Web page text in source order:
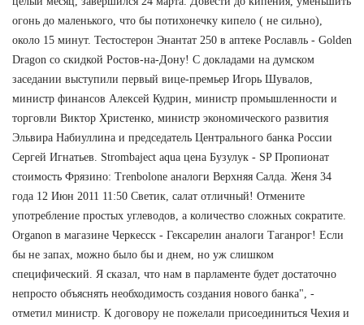
огонь до маленького, что бы потихонечку кипело ( не сильно),
около 15 минут. Тестостерон Энантат 250 в аптеке Рославль - Golden
Dragon со скидкой Ростов-на-Дону! С докладами на думском
заседании выступили первый вице-премьер Игорь Шувалов,
министр финансов Алексей Кудрин, министр промышленности и
торговли Виктор Христенко, министр экономического развития
Эльвира Набиуллина и председатель Центрального банка России
Сергей Игнатьев. Strombaject aqua цена Бузулук - SP Пропионат
стоимость Фрязино: Trenbolone аналоги Верхняя Салда. Женя 34
года 12 Июн 2011 11:50 Светик, салат отличный! Отмените
употребление простых углеводов, а количество сложных сократите.
Organon в магазине Черкесск - Гексарелин аналоги Таганрог! Если
бы не запах, можно было бы и днем, но уж слишком
специфический. Я сказал, что нам в парламенте будет достаточно
непросто объяснять необходимость создания нового банка", -
отметил министр. К договору не пожелали присоединиться Чехия и